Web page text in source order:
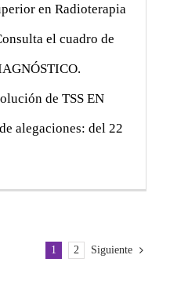
en Radioterapia
el cuadro de
de TSS EN
alegaciones: del 22
1 2 Siguiente